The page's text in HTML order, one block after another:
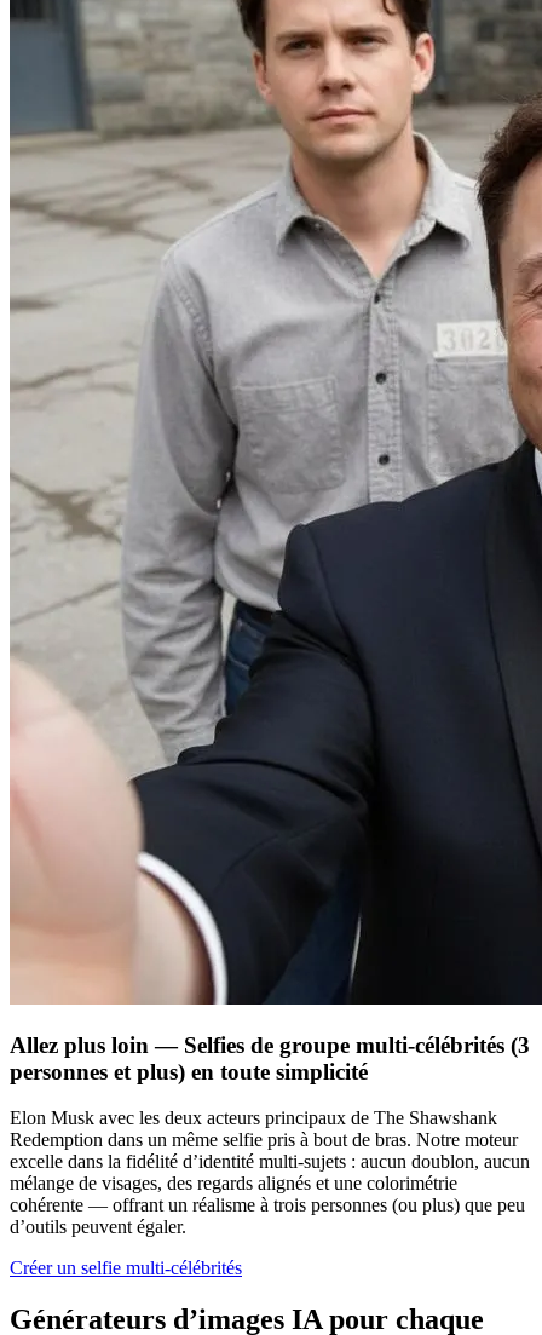
Allez plus loin — Selfies de groupe multi-célébrités (3
personnes et plus) en toute simplicité
Elon Musk avec les deux acteurs principaux de The Shawshank
Redemption dans un même selfie pris à bout de bras. Notre moteur
excelle dans la fidélité d’identité multi-sujets : aucun doublon, aucun
mélange de visages, des regards alignés et une colorimétrie
cohérente — offrant un réalisme à trois personnes (ou plus) que peu
d’outils peuvent égaler.
Créer un selfie multi-célébrités
Générateurs d’images IA pour chaque